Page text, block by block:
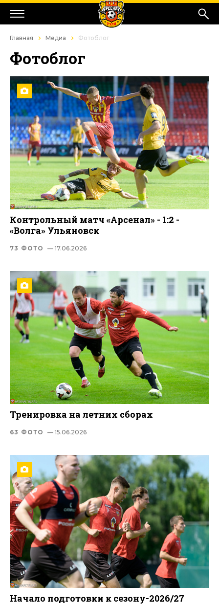
Главная Медиа Фотоблог
Фотоблог
Контрольный матч «Арсенал» - 1:2 -
«Волга» Ульяновск
73 ФОТО — 17.06.2026
Тренировка на летних сборах
63 ФОТО — 15.06.2026
Начало подготовки к сезону-2026/27